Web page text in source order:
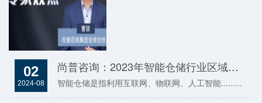
02
2024-08
尚普咨询：2023年智能仓储行业区域格局分析与布局优化
智能仓储是指利用互联网、物联网、人工智能.........